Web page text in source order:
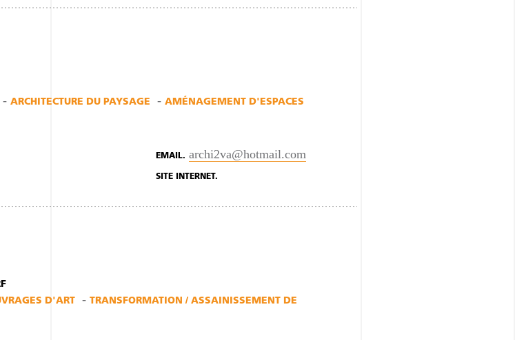
ARCHITECTURE DU PAYSAGE
AMÉNAGEMENT D'ESPACES
EMAIL. archi2va@hotmail.com
SITE INTERNET.
D'ART
TRANSFORMATION / ASSAINISSEMENT DE